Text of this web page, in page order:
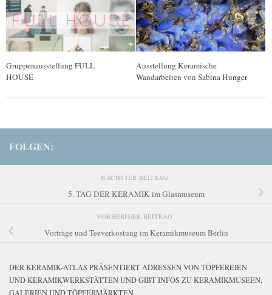
Gruppenausstellung FULL
HOUSE
Ausstellung Keramische
Wandarbeiten von Sabina Hunger
FOLGEN:
NÄCHSTER BEITRAG
5. TAG DER KERAMIK im Glasmuseum
VORHERIGER BEITRAG
Vorträge und Teeverkostung im Keramikmuseum Berlin
DER KERAMIK-ATLAS PRÄSENTIERT ADRESSEN VON TÖPFEREIEN
UND KERAMIKWERKSTÄTTEN UND GIBT INFOS ZU KERAMIKMUSEEN,
GALERIEN UND TÖPFERMÄRKTEN.